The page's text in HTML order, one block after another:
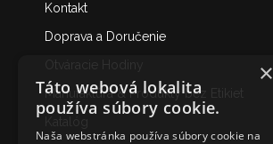
Kontakt
Doprava a Doručenie
Manufaktúra & Produkty bez Etikiet
×
Táto webová lokalita
používa súbory cookie.
Naša webstránka používa súbory cookie na